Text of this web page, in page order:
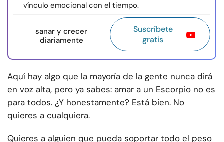
vínculo emocional con el tiempo.
sanar y crecer
diariamente
Suscríbete
gratis
Aquí hay algo que la mayoría de la gente nunca dirá
en voz alta, pero ya sabes: amar a un Escorpio no es
para todos. ¿Y honestamente? Está bien. No
quieres a cualquiera.
Quieres a alguien que pueda soportar todo el peso